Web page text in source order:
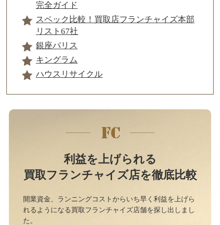
完全ガイド
スペック比較！買取店フランチャイズ本部
リスト67社
銀座パリス
キングラム
ハウスリサイクル
利益を上げられる
買取フランチャイズ店を徹底比較
開業資金、ランニングコストからいち早く利益を上げら
れるようになる買取フランチャイズ店舗を探し出しまし
た。